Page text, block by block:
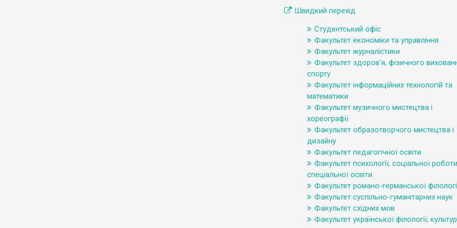
Швидкий перехід
Студентський офіс
Факультет економіки та управління
Факультет журналістики
Факультет здоров'я, фізичного
спорту
Факультет інформаційних технологій та
математики
Факультет музичного мистецтва і
хореографії
Факультет образотворчого мистецтва і
дизайну
Факультет педагогічної освіти
Факультет психології, соціальної
спеціальної освіти
Факультет романо-германської
Факультет суспільно-гуманітарних наук
Факультет східних мов
Факультет української філології,